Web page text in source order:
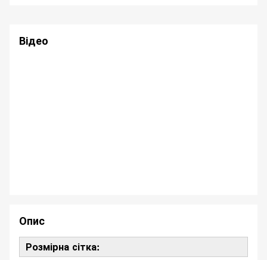
Відео
Опис
Розмірна сітка: